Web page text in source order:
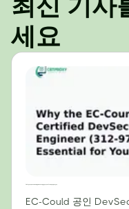
최신 기사
세요
EC-Could 공인